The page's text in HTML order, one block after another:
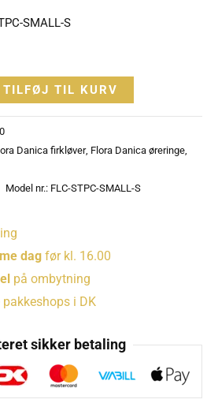
SMALL-S
TILFØJ TIL KURV
Danica firkløver, Flora Danica øreringe
Model nr.: FLC-STPC-SMALL-S
dag før kl. 16.00
på ombytning
i DK
sikker betaling